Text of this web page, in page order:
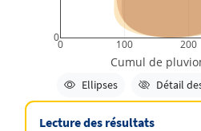
0 100 200
0
Cumul de
Élément caché
Ellipses Élément
Détail
Lecture des résultats